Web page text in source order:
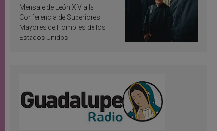
inspiración y santificación
Mensaje de León XIV a la
Conferencia de Superiores
Mayores de Hombres de los
Estados Unidos